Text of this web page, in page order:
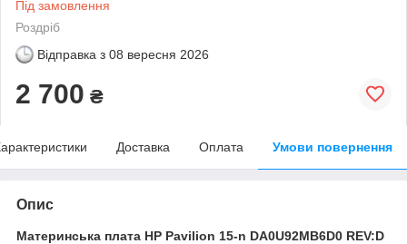
Під замовлення
Роздріб
Відправка з 08 вересня 2026
2 700 ₴
Доставка Оплата Умови повернення
Опис
Материнська плата HP Pavilion 15-n DA0U92MB6D0 REV:D